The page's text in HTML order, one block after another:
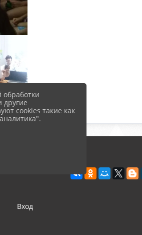
Вход
обработки
другие
cookies такие как